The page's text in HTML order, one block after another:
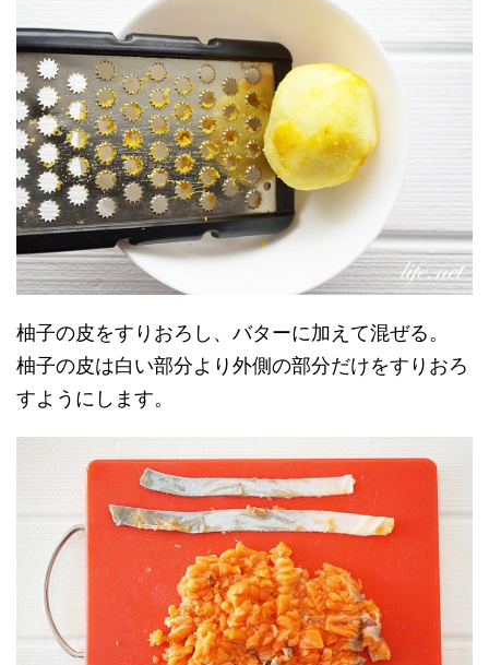
柚子の皮をすりおろし、バターに加えて混ぜる。
柚子の皮は白い部分より外側の部分だけをすりおろ
すようにします。